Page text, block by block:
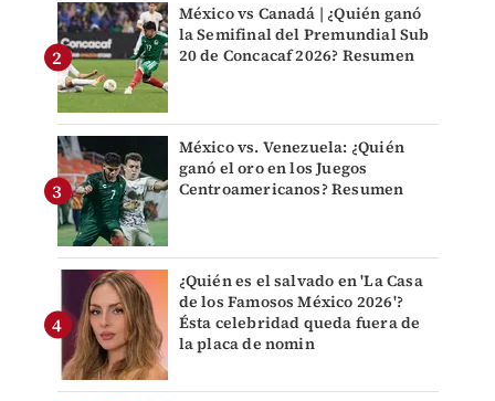
México vs Canadá | ¿Quién ganó
la Semifinal del Premundial Sub
20 de Concacaf 2026? Resumen
México vs. Venezuela: ¿Quién
ganó el oro en los Juegos
Centroamericanos? Resumen
¿Quién es el salvado en 'La Casa
de los Famosos México 2026'?
Ésta celebridad queda fuera de
la placa de nomin